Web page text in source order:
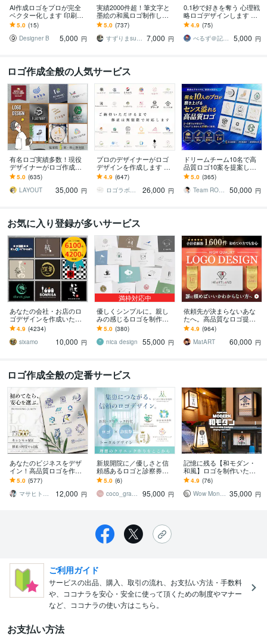
AI作成ロゴをプロが完全
ベクター化します 印刷・
SNS対応の納品データ一
式作成
5.0 (15)
Designer B
5,000 円
実績2000件超！筆文字と
墨絵の和風ロゴ制作しま
す CM•テレビ番組起用の
書道家｜和モダンな墨絵
ロゴを制作します
5.0 (737)
すずりまsuzurima 7,000 円
0.1秒で好きを奪う 心理戦
略ロゴデザインします 記
憶に残り、選ばれる ― 感
情を動かすロゴは心理で
作る！
4.9 (75)
べるず＠記憶に残る心理戦略デザイナー
5,000 円
ロゴ作成全般の人気サービス
有名ロゴ実績多数！現役
デザイナーがロゴ作成し
ます 5案でご提案・修正無
制限・著作権譲渡・用途
別アドバイス対応
5.0 (635)
LAYOUT
35,000 円
プロのデザイナーがロゴ
デザインを作成します ご
納得いただけなければ料
金は頂きません｜デザイ
ンの丸投げOK
4.9 (647)
ロゴラボ｜企業・店舗特化型デザイン事務所
26,000 円
ドリームチーム10名で高
品質ロゴ10案を提案しま
す 2～3案では不安な方向
け！選べないレベルの10
案をあなたへ！
5.0 (365)
Team ROGOS
50,000 円
お気に入り登録が多いサービス
あなたの会社・お店のロ
ゴデザインを作成いたし
ます 販売実績NO1!修正制
限なし!プロのデザインを
お手頃な料金で
4.9 (4234)
sixamo
10,000 円
満枠対応中
優しくシンプルに。親し
みの感じるロゴを制作致
します モノトーンデザイ
ン（単色）でミニマルで
親しみやすいシンボルに
5.0 (380)
nica design
55,000 円
依頼先が決まらないあな
たへ。高品質なロゴ提供
します 総依頼数1600件突
破✧想いを形にする丁寧な
プロ品質デザイン
4.9 (964)
MatART
60,000 円
ロゴ作成全般の定番サービス
あなたのビジネスをデザ
イン！高品質ロゴを作成
します シンプルで洗練さ
れたロゴ、修正回数無制
限、名刺セットも人気！
5.0 (577)
マサヒト★ロゴ専門デザイナー
12,000 円
新規開院に／優しさと信
頼感あるロゴと診察券作
ります ロゴと診察券トー
タルデザイン／理想のク
リニック作りをお手伝い
5.0 (6)
coco_graphico
95,000 円
記憶に残る【和モダン・
和風】ロゴを制作いたし
ます 企業・店舗（会社・
お店）などの【和モダ
ン・和風】ロゴ制作
4.9 (76)
Wow Monkey デザイン 35,000 円
ご利用ガイド
サービスの出品、購入、取引の流れ、お支払い方法・手数料
や、ココナラを安心・安全に使って頂くための制度やマナー
など、ココナラの使い方はこちら。
お支払い方法